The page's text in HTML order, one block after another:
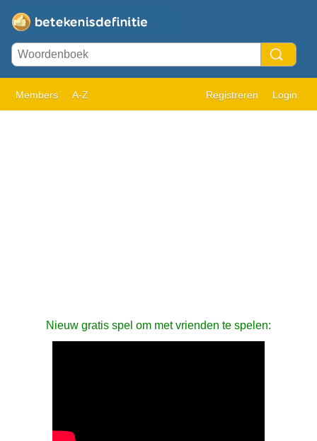
Members A-Z Registreren Login
Nieuw gratis spel om met vrienden te spelen: